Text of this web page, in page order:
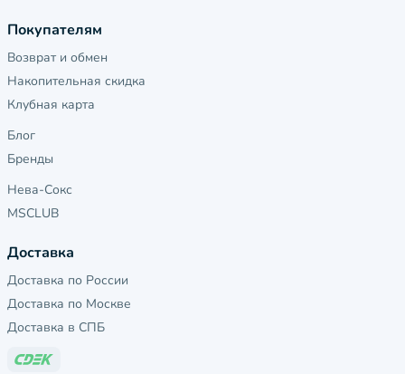
Покупателям
Возврат и обмен
Накопительная скидка
Клубная карта
Блог
Бренды
Нева-Сокс
MSCLUB
Доставка
Доставка по России
Доставка по Москве
Доставка в СПБ